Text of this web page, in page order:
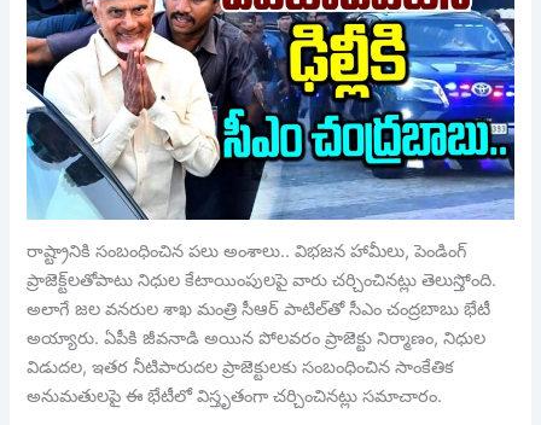
రాష్ట్రానికి సంబంధించిన పలు అంశాలు.. విభజన హామీలు, పెండింగ్
ప్రాజెక్ట్‌లతోపాటు నిధుల కేటాయింపులపై వారు చర్చించినట్లు తెలుస్తోంది.
అలాగే జల వనరుల శాఖ మంత్రి సీఆర్ పాటిల్‌తో సీఎం చంద్రబాబు భేటీ
అయ్యారు. ఏపీకి జీవనాడి అయిన పోలవరం ప్రాజెక్టు నిర్మాణం, నిధుల
విడుదల, ఇతర నీటిపారుదల ప్రాజెక్టులకు సంబంధించిన సాంకేతిక
అనుమతులపై ఈ భేటీలో విస్తృతంగా చర్చించినట్లు సమాచారం.